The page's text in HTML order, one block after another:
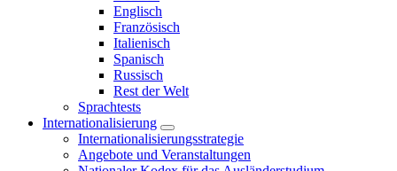
Englisch
Französisch
Italienisch
Spanisch
Russisch
Rest der Welt
Sprachtests
Internationalisierung
Internationalisierungsstrategie
Angebote und Veranstaltungen